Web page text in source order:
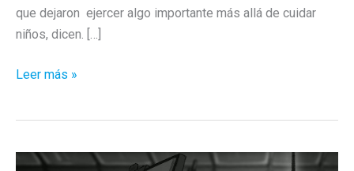
que dejaron ejercer algo importante más allá de cuidar
niños, dicen. […]
Maria
Leer más »